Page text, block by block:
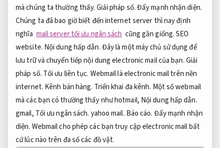
mà chúng ta thường thấy. Giải pháp số.Đẩy mạnh nhận diện.
Chúng ta đã bao giờ biết đến internet server thì nay định
nghĩa mail server tối ưu ngân sách cũng gần giống.SEO
website. Nội dung hấp dẫn.Đây là một máy chủ sử dụng để
lưu trữ và chuyển tiếp nội dung electronic mail của bạn.Giải
pháp số. Tối ưu liên tục. Webmail là electronic mail trên nền
internet. Kênh bán hàng. Triển khai đa kênh. Một số webmail
mà các bạn có thường thấy như hotmail, Nội dung hấp dẫn.
gmail, Tối ưu ngân sách. yahoo mail. Báo cáo. Đẩy mạnh nhận
diện. Webmail cho phép các bạn truy cập electronic mail bất
cứ lúc nào trên đa số các đồ vật.